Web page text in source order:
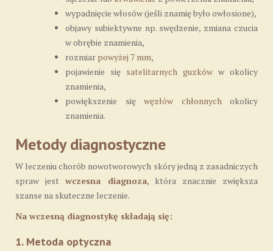
wypadnięcie włosów (jeśli znamię było owłosione),
objawy subiektywne np. swędzenie, zmiana czucia
w obrębie znamienia,
rozmiar powyżej 7 mm,
pojawienie się satelitarnych guzków w okolicy
znamienia,
powiększenie się węzłów chłonnychokolicy
znamienia.
Metody diagnostyczne
W leczeniu chorób nowotworowych skóry jedną z zasadniczych
spraw jestwczesna diagnoza, która znacznie zwiększa
szanse na skuteczne leczenie.
Na wczesną diagnostykę składają się:
1. Metoda optyczna